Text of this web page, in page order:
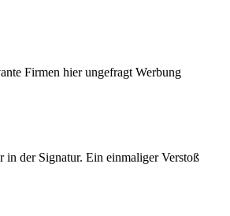
Firmen hier ungefragt Werbung
in der Signatur. Ein einmaliger Verstoß